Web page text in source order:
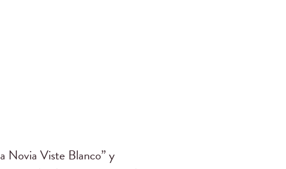
Novia Viste Blanco” y